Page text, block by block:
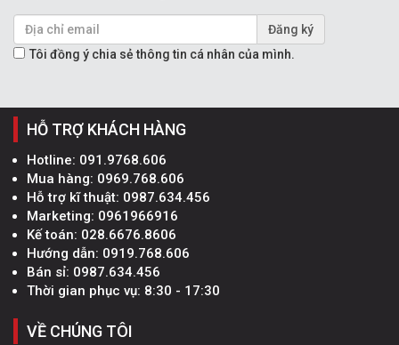
Đăng ký
Tôi đồng ý chia sẻ thông tin cá nhân của mình.
HỖ TRỢ KHÁCH HÀNG
Hotline: 091.9768.606
Mua hàng: 0969.768.606
Hỗ trợ kĩ thuật: 0987.634.456
Marketing: 0961966916
Kế toán: 028.6676.8606
Hướng dẫn: 0919.768.606
Bán sỉ: 0987.634.456
Thời gian phục vụ: 8:30 - 17:30
VỀ CHÚNG TÔI